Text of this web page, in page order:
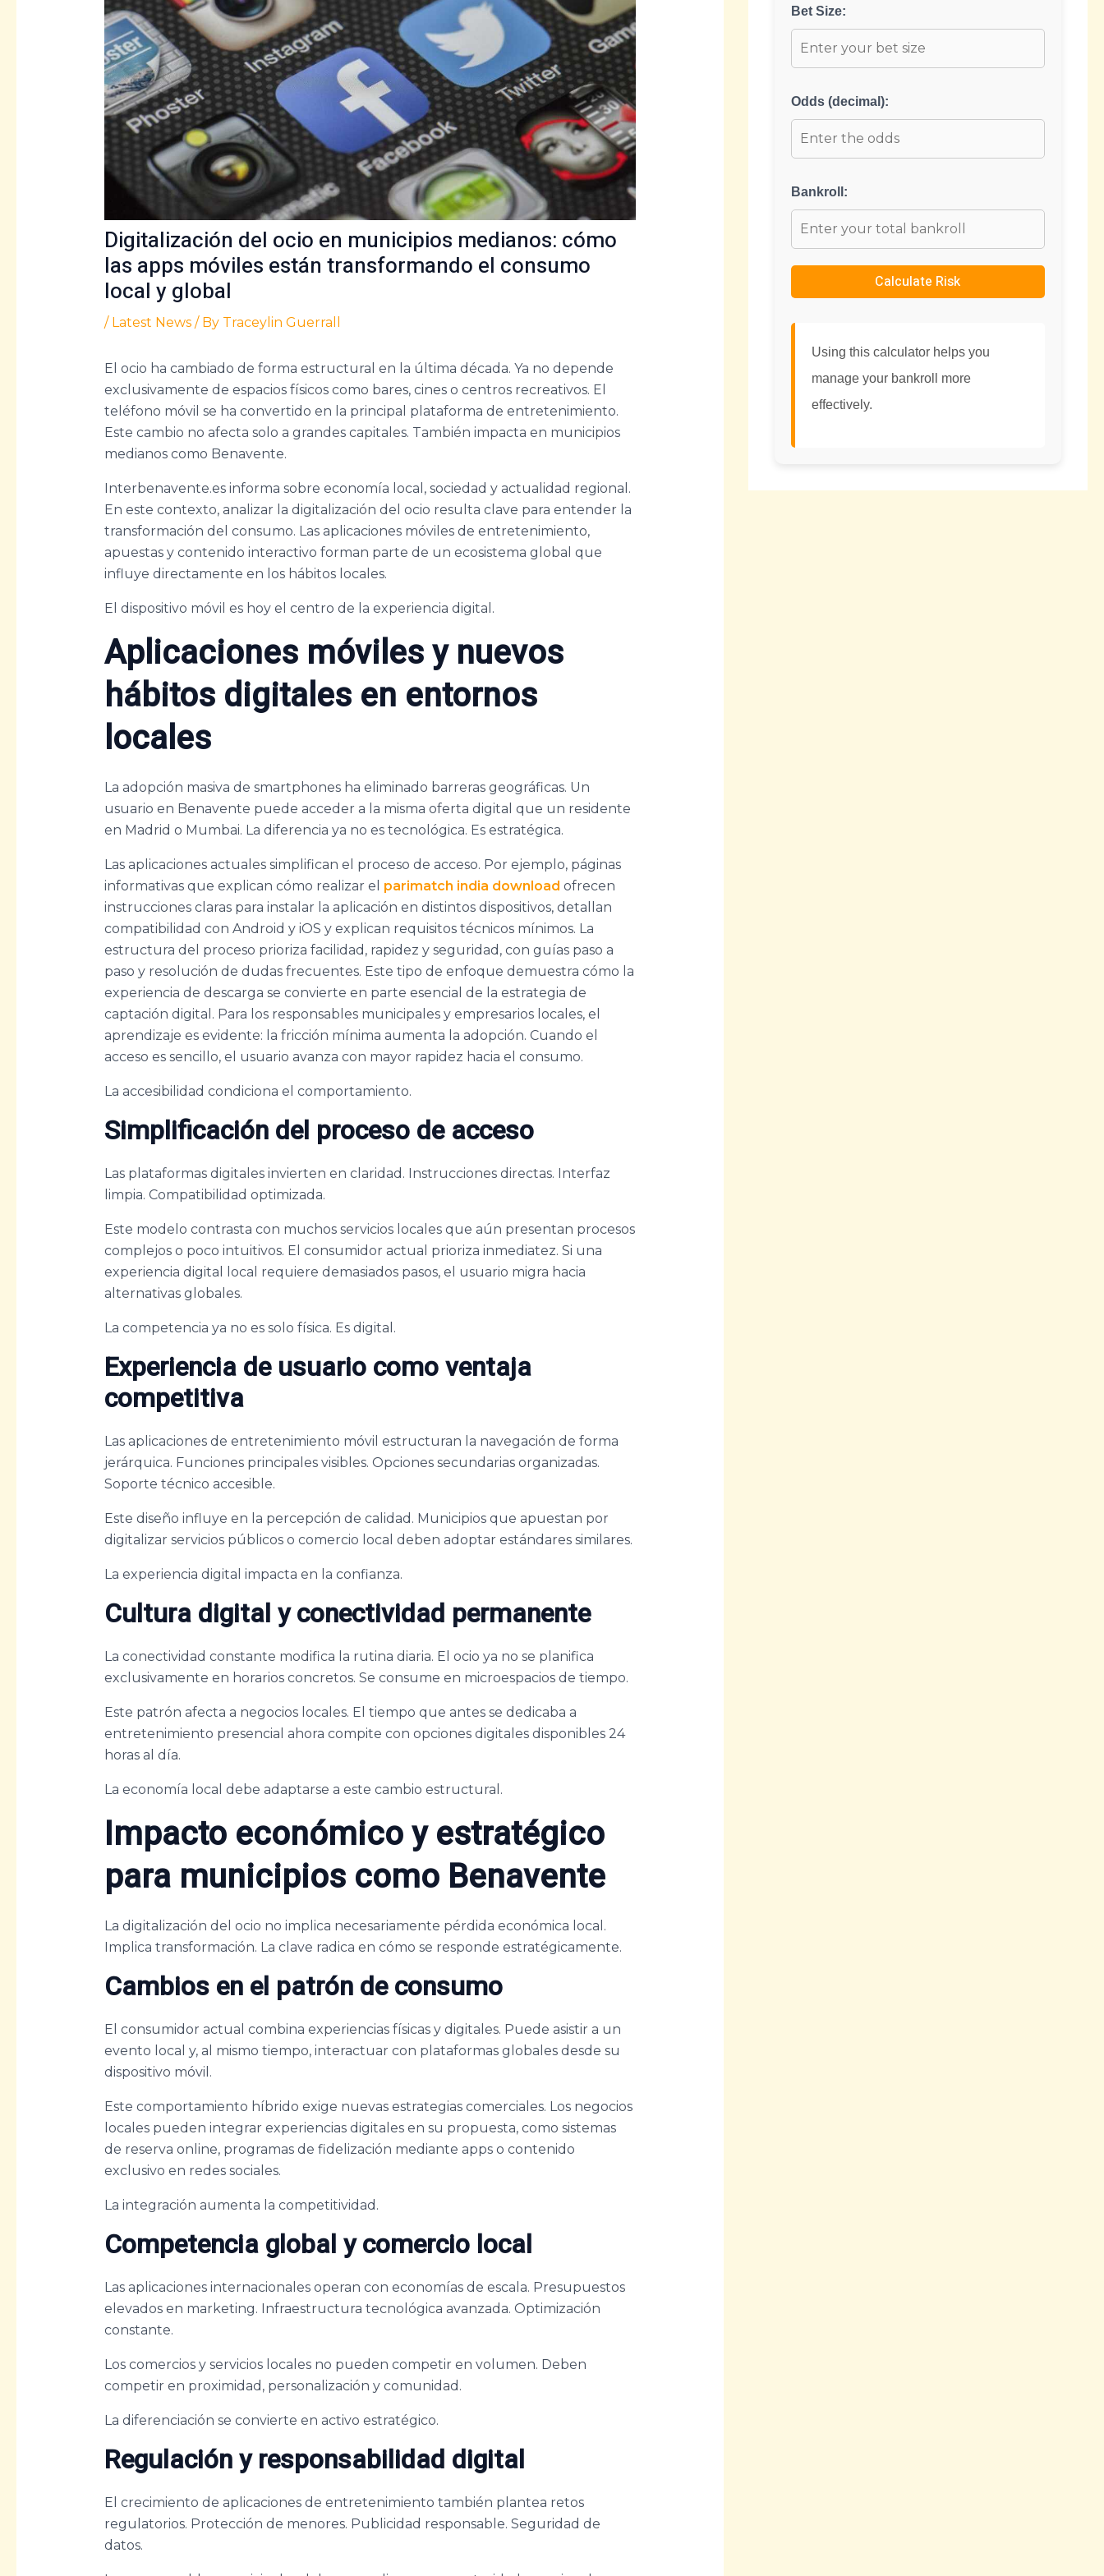
Digitalización del ocio en municipios medianos: cómo
las apps móviles están transformando el consumo
local y global
/ Latest News/ By Traceylin Guerrall
El ocio ha cambiado de forma estructural en la última década. Ya no depende
exclusivamente de espacios físicos como bares, cines o centros recreativos. El
teléfono móvil se ha convertido en la principal plataforma de entretenimiento.
Este cambio no afecta solo a grandes capitales. También impacta en municipios
medianos como Benavente.
Interbenavente.es informa sobre economía local, sociedad y actualidad regional.
En este contexto, analizar la digitalización del ocio resulta clave para entender la
transformación del consumo. Las aplicaciones móviles de entretenimiento,
apuestas y contenido interactivo forman parte de un ecosistema global que
influye directamente en los hábitos locales.
El dispositivo móvil es hoy el centro de la experiencia digital.
Aplicaciones móviles y nuevos
hábitos digitales en entornos
locales
La adopción masiva de smartphones ha eliminado barreras geográficas. Un
usuario en Benavente puede acceder a la misma oferta digital que un residente
en Madrid o Mumbai. La diferencia ya no es tecnológica. Es estratégica.
Las aplicaciones actuales simplifican el proceso de acceso. Por ejemplo, páginas
informativas que explican cómo realizar el parimatch india download ofrecen
instrucciones claras para instalar la aplicación en distintos dispositivos, detallan
compatibilidad con Android y iOS y explican requisitos técnicos mínimos. La
estructura del proceso prioriza facilidad, rapidez y seguridad, con guías paso a
paso y resolución de dudas frecuentes. Este tipo de enfoque demuestra cómo la
experiencia de descarga se convierte en parte esencial de la estrategia de
captación digital. Para los responsables municipales y empresarios locales, el
aprendizaje es evidente: la fricción mínima aumenta la adopción. Cuando el
acceso es sencillo, el usuario avanza con mayor rapidez hacia el consumo.
La accesibilidad condiciona el comportamiento.
Simplificación del proceso de acceso
Las plataformas digitales invierten en claridad. Instrucciones directas. Interfaz
limpia. Compatibilidad optimizada.
Este modelo contrasta con muchos servicios locales que aún presentan procesos
complejos o poco intuitivos. El consumidor actual prioriza inmediatez. Si una
experiencia digital local requiere demasiados pasos, el usuario migra hacia
alternativas globales.
La competencia ya no es solo física. Es digital.
Experiencia de usuario como ventaja
competitiva
Las aplicaciones de entretenimiento móvil estructuran la navegación de forma
jerárquica. Funciones principales visibles. Opciones secundarias organizadas.
Soporte técnico accesible.
Este diseño influye en la percepción de calidad. Municipios que apuestan por
digitalizar servicios públicos o comercio local deben adoptar estándares similares.
La experiencia digital impacta en la confianza.
Cultura digital y conectividad permanente
La conectividad constante modifica la rutina diaria. El ocio ya no se planifica
exclusivamente en horarios concretos. Se consume en microespacios de tiempo.
Este patrón afecta a negocios locales. El tiempo que antes se dedicaba a
entretenimiento presencial ahora compite con opciones digitales disponibles 24
horas al día.
La economía local debe adaptarse a este cambio estructural.
Impacto económico y estratégico
para municipios como Benavente
La digitalización del ocio no implica necesariamente pérdida económica local.
Implica transformación. La clave radica en cómo se responde estratégicamente.
Cambios en el patrón de consumo
El consumidor actual combina experiencias físicas y digitales. Puede asistir a un
evento local y, al mismo tiempo, interactuar con plataformas globales desde su
dispositivo móvil.
Este comportamiento híbrido exige nuevas estrategias comerciales. Los negocios
locales pueden integrar experiencias digitales en su propuesta, como sistemas
de reserva online, programas de fidelización mediante apps o contenido
exclusivo en redes sociales.
La integración aumenta la competitividad.
Competencia global y comercio local
Las aplicaciones internacionales operan con economías de escala. Presupuestos
elevados en marketing. Infraestructura tecnológica avanzada. Optimización
constante.
Los comercios y servicios locales no pueden competir en volumen. Deben
competir en proximidad, personalización y comunidad.
La diferenciación se convierte en activo estratégico.
Regulación y responsabilidad digital
El crecimiento de aplicaciones de entretenimiento también plantea retos
regulatorios. Protección de menores. Publicidad responsable. Seguridad de
datos.
Bet Size:
Odds (decimal):
Bankroll:
Calculate Risk
Using this calculator helps you
manage your bankroll more
effectively.